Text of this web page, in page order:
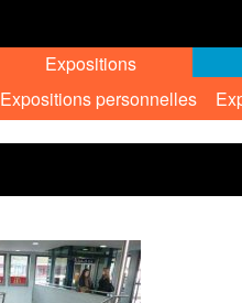
Expositions
Expositions personnelles